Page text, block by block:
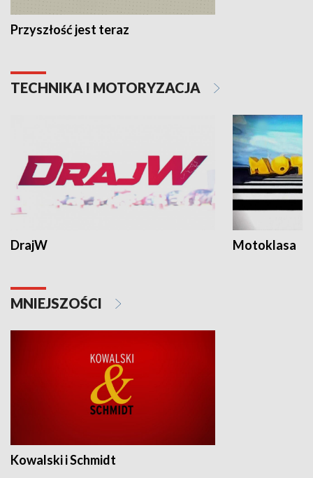
Przyszłość jest teraz
TECHNIKA I MOTORYZACJA
DrajW Motoklasa
MNIEJSZOŚCI
Kowalski i Schmidt